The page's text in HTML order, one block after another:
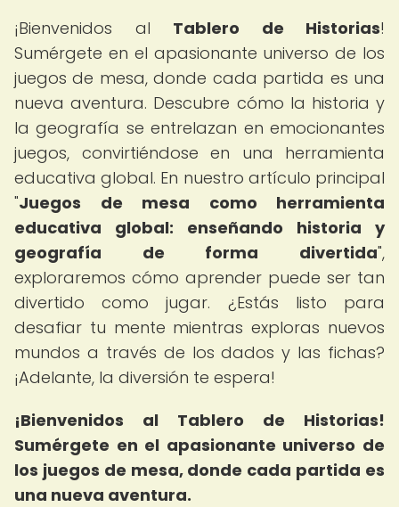
¡Bienvenidos al Tablero de Historias!
Sumérgete en el apasionante universo de los
juegos de mesa, donde cada partida es una
nueva aventura. Descubre cómo la historia y
la geografía se entrelazan en emocionantes
juegos, convirtiéndose en una herramienta
educativa global. En nuestro artículo principal
"Juegos de mesa como herramienta
educativa global: enseñando historia y
geografía de forma divertida",
exploraremos cómo aprender puede ser tan
divertido como jugar. ¿Estás listo para
desafiar tu mente mientras exploras nuevos
mundos a través de los dados y las fichas?
¡Adelante, la diversión te espera!
¡Bienvenidos al Tablero de Historias!
Sumérgete en el apasionante universo de
los juegos de mesa, donde cada partida es
una nueva aventura.